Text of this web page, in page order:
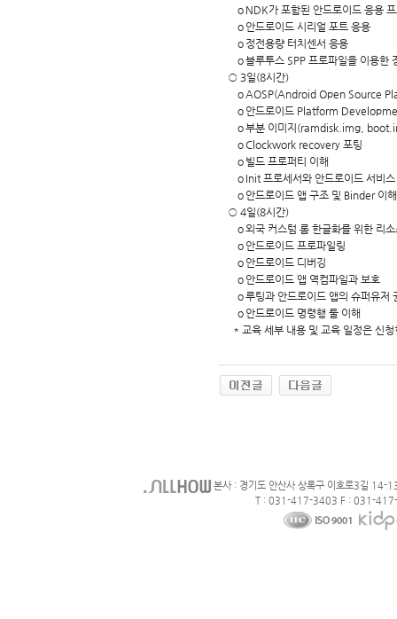
ｏNDK가 포함된 안드로이드 응용
ｏ안드로이드 시리얼 포트 응용
ｏ정전용량 터치센서 응용
ｏ블루투스 SPP 프로파일을 이용한
○ 3일(8시간)
ｏAOSP(Android Open Source
ｏ안드로이드 Platform
ｏ부분 이미지(ramdisk.img,
ｏClockwork recovery 포팅
ｏ빌드 프로퍼티 이해
ｏInit 프로세서와 안드로이드 서비스
ｏ안드로이드 앱 구조 및 Binder 이해
○ 4일(8시간)
ｏ외국 커스텀 롬 한글화를 위한 리
ｏ안드로이드 프로파일링
ｏ안드로이드 디버깅
ｏ안드로이드 앱 역컴파일과 보호
ｏ루팅과 안드로이드 앱의 슈퍼유저
ｏ안드로이드 명령행 툴 이해
* 교육 세부 내용 및 교육 일정은 신
본사 : 경기도 안산사 상록구 이호로3길 14-
T : 031-417-3403 F : 031-